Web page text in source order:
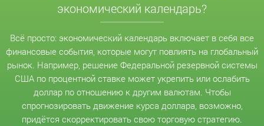
экономический календарь?
Всё просто: экономический календарь включает в себя все
финансовые события, которые могут повлиять на глобальный
рынок. Например, решение Федеральной резервной системы
США по процентной ставке может укрепить или ослабить
доллар по отношению к другим валютам. Чтобы
спрогнозировать движение курса доллара, возможно,
придётся скорректировать свою торговую стратегию.